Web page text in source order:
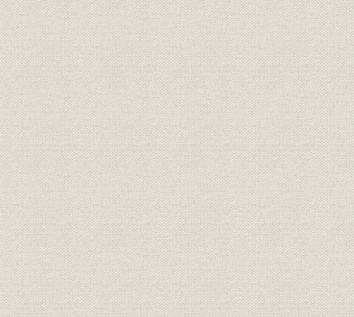
口絵
第1章 定款と役員
第2章 管理一般
第3章 労務
第4章 財務
第5章 原料、資材
第6章 営業
第7章 物的流通
第8章 環境問題
第9章 関連事業